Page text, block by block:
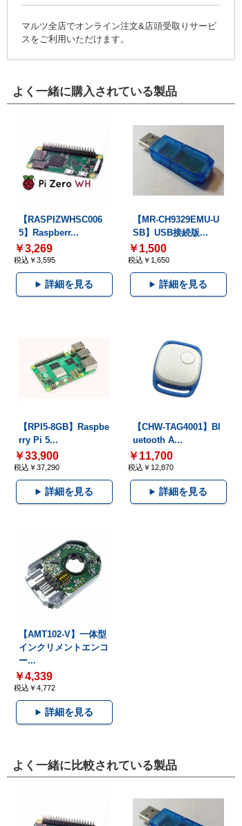
マルツ全店でオンライン注文&店頭受取りサービ
スをご利用いただけます。
よく一緒に購入されている製品
【RASPIZWHSC006
5】Raspberr...
￥3,269
税込￥3,595
詳細を見る
【MR-CH9329EMU-U
SB】USB接続版...
￥1,500
税込￥1,650
詳細を見る
【RPI5-8GB】Raspbe
rry Pi 5...
￥33,900
税込￥37,290
詳細を見る
【CHW-TAG4001】Bl
uetooth A...
￥11,700
税込￥12,870
詳細を見る
【AMT102-V】一体型
インクリメントエンコ
ー...
￥4,339
税込￥4,772
詳細を見る
よく一緒に比較されている製品